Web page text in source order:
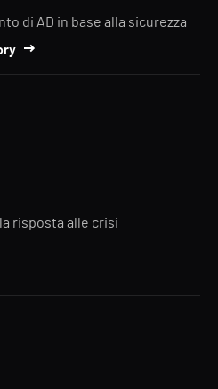
di AD in base alla sicurezza
risposta alle crisi